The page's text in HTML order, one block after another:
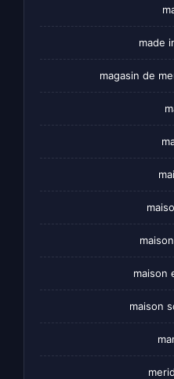
made
magasin de
maison
maison